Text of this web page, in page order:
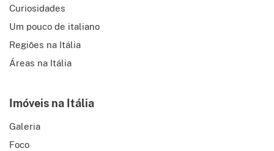
Curiosidades
Um pouco de italiano
Regiões na Itália
Áreas na Itália
Imóveis na Itália
Galeria
Foco